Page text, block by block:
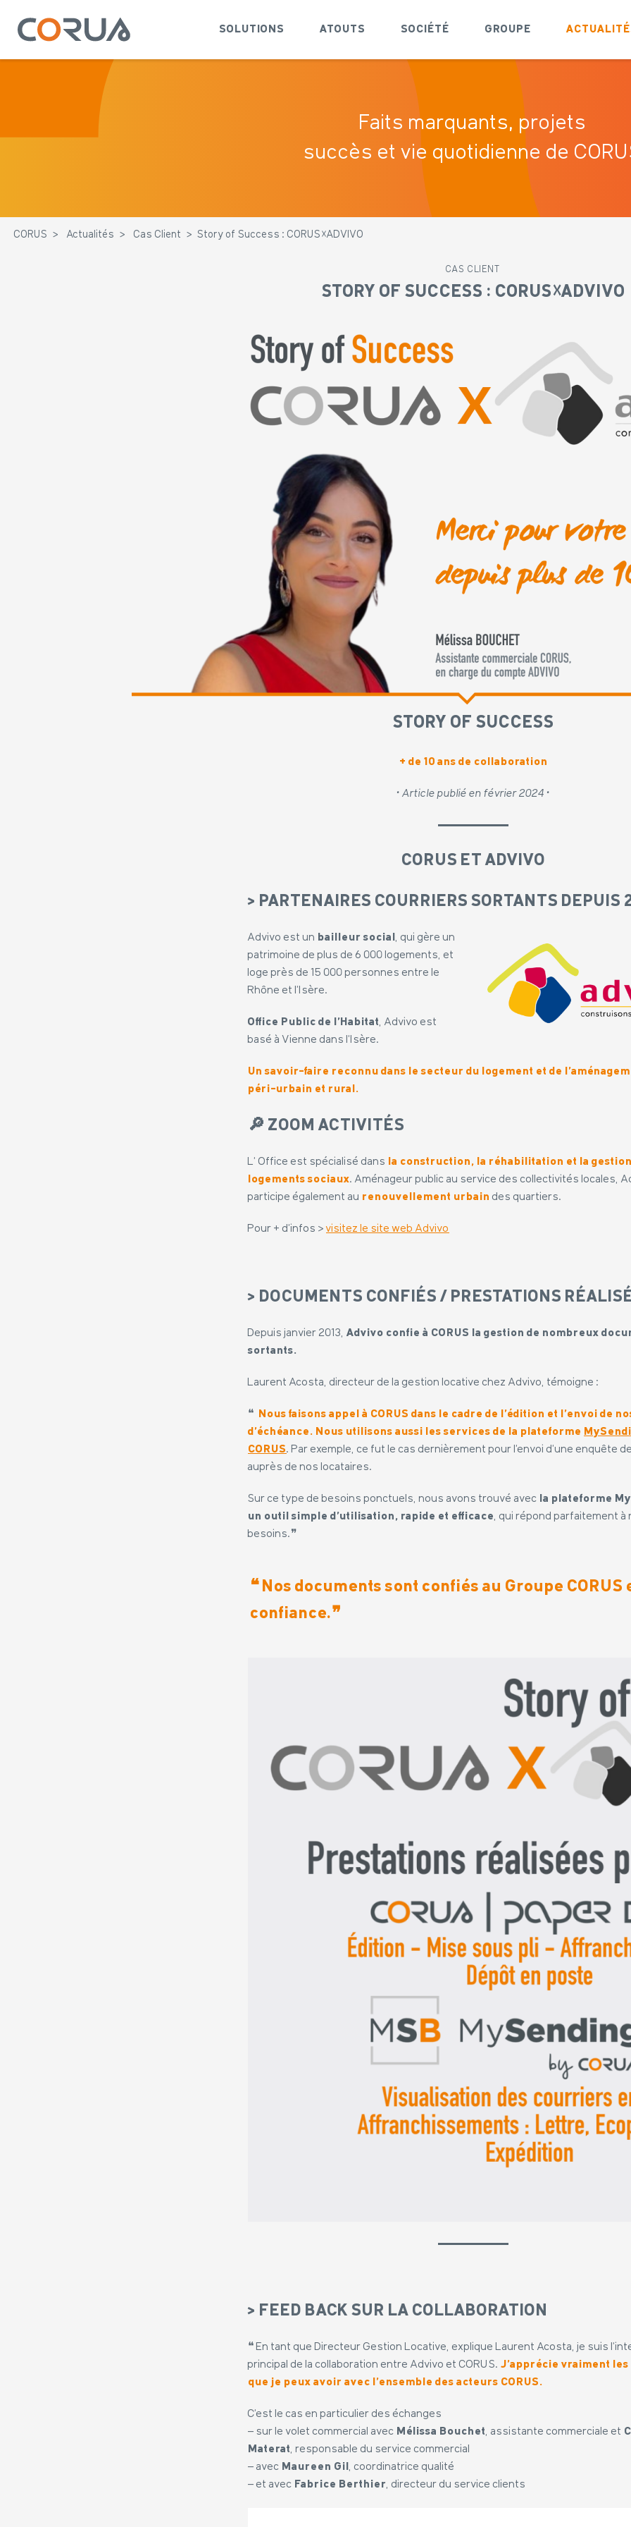
SOLUTIONS ATOUTS SOCIÉTÉ GROUPE
Faits marquants, projets
succès et vie quotidienne de
CORUS > Actualités > Cas Client > Story of Success : CORUS☓ADVIVO
CAS CLIENT
STORY OF SUCCESS : CORUS☓ADVIVO
STORY OF SUCCESS
+ de 10 ans de collaboration
• Article publié en février 2024 •
CORUS ET ADVIVO
> PARTENAIRES COURRIERS SORTANTS DEPUIS
Advivo est un bailleur social , qui gère un
patrimoine de plus de 6 000 logements, et
loge près de 15 000 personnes entre le
Rhône et l’Isère.
Office Public de l’Habitat, Advivo est
basé à Vienne dans l’Isère.
Un savoir-faire reconnu dans le secteur du logement et de
péri-urbain et rural.
🔎 ZOOM ACTIVITÉS
L’ Office est spécialisé dans
la construction, la réhabilitation et la
logements sociaux. Aménageur public au service des collectivités locales,
participe également au renouvellement urbain des quartiers.
Pour + d’infos > visitez le site web Advivo
> DOCUMENTS CONFIÉS / PRESTATIONS
Depuis janvier 2013, Advivo confie à CORUS la gestion de nombreux
sortants.
Laurent Acosta, directeur de la gestion locative chez Advivo, témoigne :
❝
Nous faisons appel à CORUS dans le cadre de l’édition et l’envoi de
d’échéance. Nous utilisons aussi les services de la plateforme
CORUS. Par exemple, ce fut le cas dernièrement pour l’envoi d’une enquête
auprès de nos locataires.
Sur ce type de besoins ponctuels, nous avons trouvé avec la plateforme
un outil simple d’utilisation, rapide et efficace, qui répond parfaitement à
besoins.❞
❝ Nos documents sont confiés au Groupe CORUS
confiance.❞
> FEED BACK SUR LA COLLABORATION
❝ En tant que Directeur Gestion Locative, explique Laurent Acosta, je suis
principal de la collaboration entre Advivo et CORUS. J’apprécie vraiment les
que je peux avoir avec l’ensemble des acteurs CORUS.
C’est le cas en particulier des échanges
– sur le volet commercial avec Mélissa Bouchet, assistante commerciale et
Materat, responsable du service commercial
– avec Maureen Gil , coordinatrice qualité
– et avec Fabrice Berthier, directeur du service clients